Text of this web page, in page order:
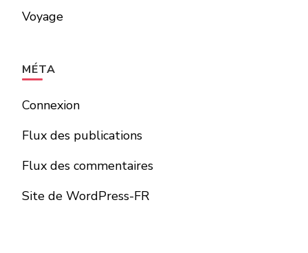
Voyage
MÉTA
Connexion
Flux des publications
Flux des commentaires
Site de WordPress-FR